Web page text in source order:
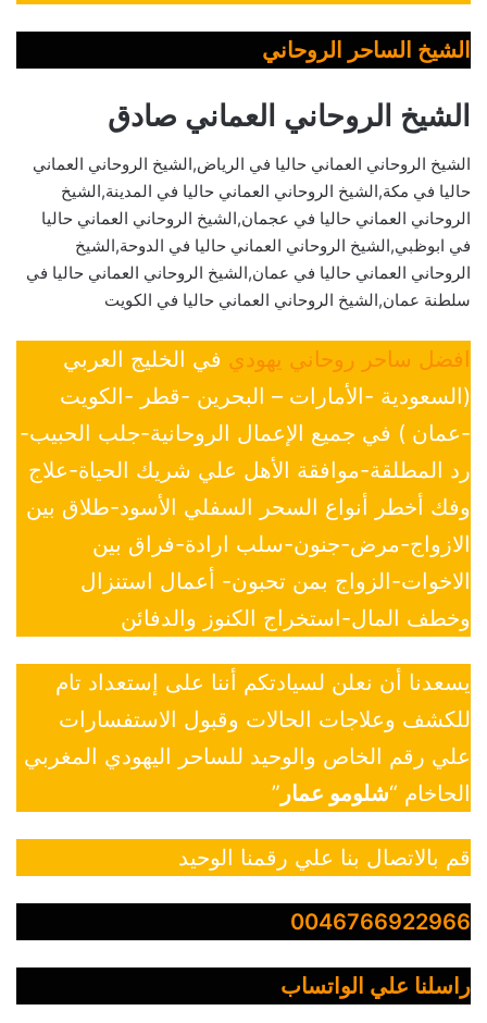
الشيخ الساحر الروحاني
الشيخ الروحاني العماني صادق
الشيخ الروحاني العماني حاليا في الرياض,الشيخ الروحاني العماني
حاليا في مكة,الشيخ الروحاني العماني حاليا في المدينة,الشيخ
الروحاني العماني حاليا في عجمان,الشيخ الروحاني العماني حاليا
في ابوظبي,الشيخ الروحاني العماني حاليا في الدوحة,الشيخ
الروحاني العماني حاليا في عمان,الشيخ الروحاني العماني حاليا في
سلطنة عمان,الشيخ الروحاني العماني حاليا في الكويت
افضل ساحر روحاني يهودي في الخليج العربي
(السعودية -الأمارات – البحرين -قطر -الكويت
-عمان ) في جميع الإعمال الروحانية-جلب الحبيب-
رد المطلقة-موافقة الأهل علي شريك الحياة-علاج
وفك أخطر أنواع السحر السفلي الأسود-طلاق بين
الازواج-مرض-جنون-سلب ارادة-فراق بين
الاخوات-الزواج بمن تحبون- أعمال استنزال
وخطف المال-استخراج الكنوز والدفائن
يسعدنا أن نعلن لسيادتكم أننا على إستعداد تام
للكشف وعلاجات الحالات وقبول الاستفسارات
علي رقم الخاص والوحيد للساحر اليهودي المغربي
الحاخام “شلومو عمار ”
قم بالاتصال بنا علي رقمنا الوحيد
0046766922966
راسلنا علي الواتساب